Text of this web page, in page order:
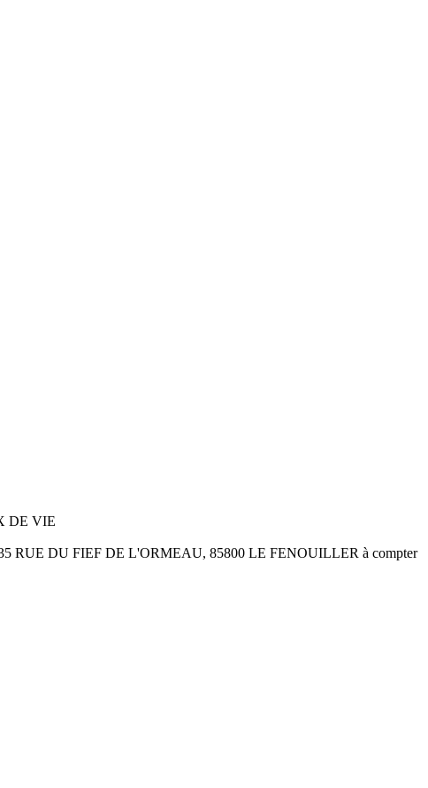
DE VIE
35 RUE DU FIEF DE L'ORMEAU, 85800 LE FENOUILLER à compter